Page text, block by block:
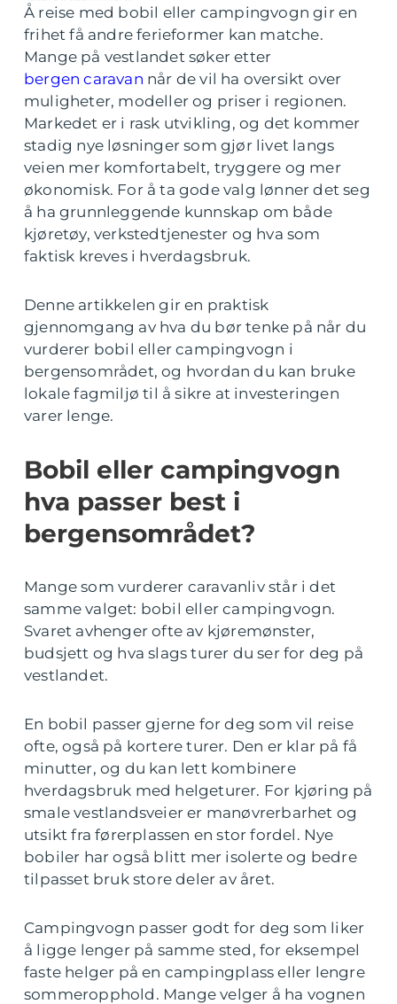
Å reise med bobil eller campingvogn gir en
frihet få andre ferieformer kan matche.
Mange på vestlandet søker etter
bergen caravan når de vil ha oversikt over
muligheter, modeller og priser i regionen.
Markedet er i rask utvikling, og det kommer
stadig nye løsninger som gjør livet langs
veien mer komfortabelt, tryggere og mer
økonomisk. For å ta gode valg lønner det seg
å ha grunnleggende kunnskap om både
kjøretøy, verkstedtjenester og hva som
faktisk kreves i hverdagsbruk.
Denne artikkelen gir en praktisk
gjennomgang av hva du bør tenke på når du
vurderer bobil eller campingvogn i
bergensområdet, og hvordan du kan bruke
lokale fagmiljø til å sikre at investeringen
varer lenge.
Bobil eller campingvogn
hva passer best i
bergensområdet?
Mange som vurderer caravanliv står i det
samme valget: bobil eller campingvogn.
Svaret avhenger ofte av kjøremønster,
budsjett og hva slags turer du ser for deg på
vestlandet.
En bobil passer gjerne for deg som vil reise
ofte, også på kortere turer. Den er klar på få
minutter, og du kan lett kombinere
hverdagsbruk med helgeturer. For kjøring på
smale vestlandsveier er manøvrerbarhet og
utsikt fra førerplassen en stor fordel. Nye
bobiler har også blitt mer isolerte og bedre
tilpasset bruk store deler av året.
Campingvogn passer godt for deg som liker
å ligge lenger på samme sted, for eksempel
faste helger på en campingplass eller lengre
sommeropphold. Mange velger å ha vognen